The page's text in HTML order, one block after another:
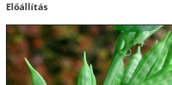
Előállítás